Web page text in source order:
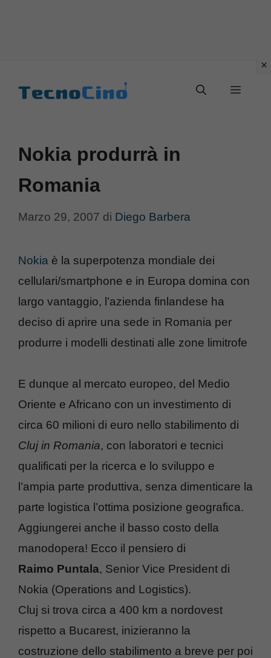
Menu
Nokia produrrà in
Romania
Marzo 29, 2007 di Diego Barbera
Nokia è la superpotenza mondiale dei
cellulari/smartphone e in Europa domina con
largo vantaggio, l’azienda finlandese ha
deciso di aprire una sede in Romania per
produrre i modelli destinati alle zone limitrofe
E dunque al mercato europeo, del Medio
Oriente e Africano con un investimento di
circa 60 milioni di euro nello stabilimento di
Cluj in Romania, con laboratori e tecnici
qualificati per la ricerca e lo sviluppo e
l’ampia parte produttiva, senza dimenticare la
parte logistica l’ottima posizione geografica.
Aggiungerei anche il basso costo della
manodopera! Ecco il pensiero di
Raimo Puntala, Senior Vice President di
Nokia (Operations and Logistics).
Cluj si trova circa a 400 km a nordovest
rispetto a Bucarest, inizieranno la
costruzione dello stabilimento a breve per poi